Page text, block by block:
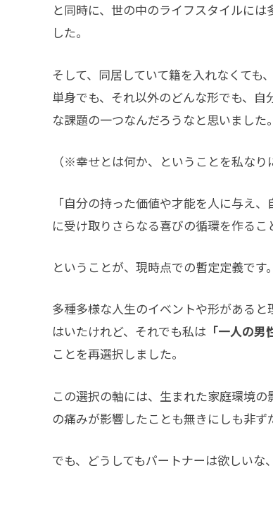
と同時に、世の中のライフスタイルに
した。
そして、同居していて籍を入れなくても
単身でも、それ以外のどんな形でも、
な課題の一つなんだろうなと思いました。
（※幸せとは何か、ということを私なり
「自分の持った価値や才能を人に与え
に受け取りさらなる喜びの循環を作るこ
ということが、現時点での暫定定義です
多種多様な人生のイベントや形がある
はいたけれど、それでも私は 「一人の
ことを再選択しました。
この選択の軸には、生まれた家庭環境
の痛みが影響したことも無きにしも非ず
でも、どうしてもパートナーは欲しいな